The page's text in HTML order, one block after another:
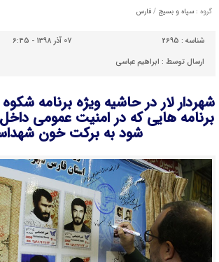
گروه : سپاه و بسیج / فارس
شناسه : 2695
07 آذر 1398 - 6:45
ارسال توسط : ابراهیم عباسی
شهردار لار در حاشیه ویژه برنامه
برنامه هایی که در امنیت عمومی
شود به برکت خون